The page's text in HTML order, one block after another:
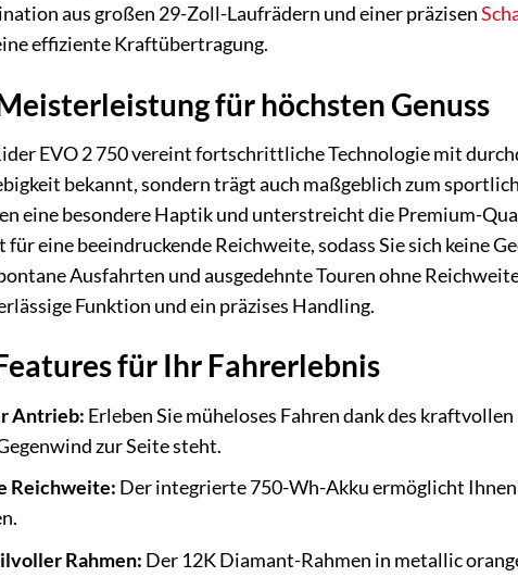
aus großen 29-Zoll-Laufrädern und einer präzisen
effiziente Kraftübertragung.
für höchsten Genuss
EVO 2 750 vereint fortschrittliche Technologie mit
bekannt, sondern trägt auch maßgeblich zum
eine besondere Haptik und unterstreicht die Premium-
eine beeindruckende Reichweite, sodass Sie sich keine
Ausfahrten und ausgedehnte Touren ohne
Funktion und ein präzises Handling.
für Ihr Fahrerlebnis
Antrieb: Erleben Sie müheloses Fahren dank des
zur Seite steht.
Reichweite: Der integrierte 750-Wh-Akku ermöglicht Ihnen
Rahmen: Der 12K Diamant-Rahmen in metallic